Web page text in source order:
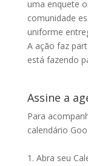
uma enquete
comunidade
uniforme
A ação faz
está fazendo
Assine a
Para
calendário
1. Abra seu